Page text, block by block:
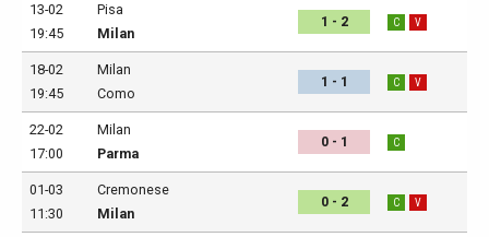
13-02
19:45
Pisa
Milan
1 - 2 C V
18-02
19:45
Milan
Como
1 - 1 C V
22-02
17:00
Milan
Parma
0 - 1 C
01-03
11:30
Cremonese
Milan
0 - 2 C V